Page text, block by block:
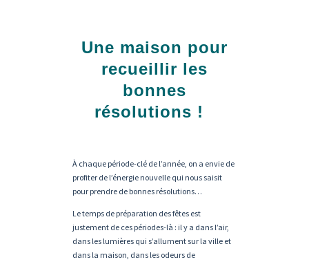
Une maison pour
recueillir les
bonnes
résolutions !
À chaque période-clé de l’année, on a envie de
profiter de l’énergie nouvelle qui nous saisit
pour prendre de bonnes résolutions…
Le temps de préparation des fêtes est
justement de ces périodes-là : il y a dans l’air,
dans les lumières qui s’allument sur la ville et
dans la maison, dans les odeurs de